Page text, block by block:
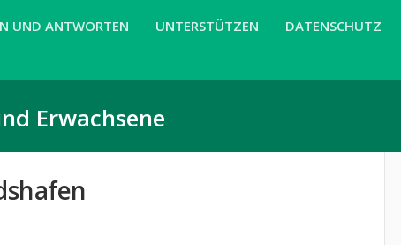
UND ANTWORTEN UNTERSTÜTZEN DATENSCHUTZ
Erwachsene